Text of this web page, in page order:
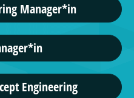
Manager*in
Engineering